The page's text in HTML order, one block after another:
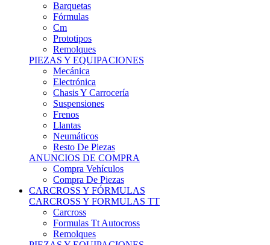
Cm
Prototipos
Remolques
PIEZAS Y EQUIPACIONES
Mecánica
Electrónica
Chasis Y Carrocería
Suspensiones
Frenos
Llantas
Neumáticos
Resto De Piezas
ANUNCIOS DE COMPRA
Compra Vehículos
Compra De Piezas
CARCROSS Y FÓRMULAS
CARCROSS Y FORMULAS TT
Carcross
Formulas Tt Autocross
Remolques
PIEZAS Y EQUIPACIONES
Mecanica